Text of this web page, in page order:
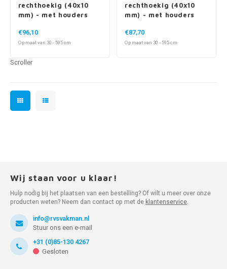
rechthoekig (40x10
mm) - met houders
€96,10
Op maat van 30 - 595 cm
rechthoekig (40x10
mm) - met houders
€87,70
Op maat van 30 - 595 cm
Scroller
Wij staan voor u klaar!
Hulp nodig bij het plaatsen van een bestelling? Of wilt u meer over onze
producten weten? Neem dan contact op met de klantenservice.
info@rvsvakman.nl
Stuur ons een e-mail
+31 (0)85-130 4267
Gesloten